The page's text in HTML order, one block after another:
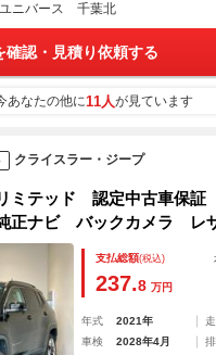
ユニバース 千葉北
確認・見積り依頼する
あなたの他に11人が見ています
クライスラー・ジープ
ミテッド 認定中古車保
正ナビ バックカメラ
ティブクルーズコントロー
イドオート ブラインドス
支払総額(税込)
237.8 万円
年式 2021年
車検
2028年4月